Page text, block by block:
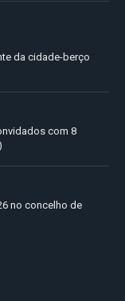
da cidade-berço
com 8
no concelho de